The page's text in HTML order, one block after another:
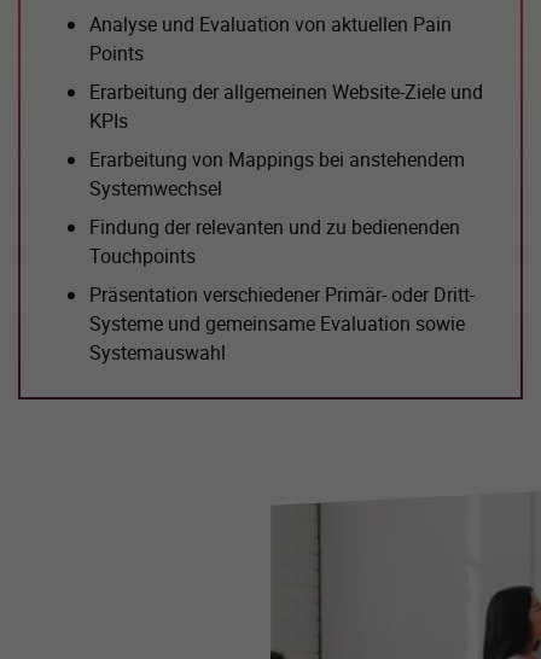
Analyse und Evaluation von aktuellen Pain
Points
Erarbeitung der allgemeinen Website-Ziele und
KPIs
Erarbeitung von Mappings bei anstehendem
Systemwechsel
Findung der relevanten und zu bedienenden
Touchpoints
Präsentation verschiedener Primär- oder Dritt-
Systeme und gemeinsame Evaluation sowie
Systemauswahl